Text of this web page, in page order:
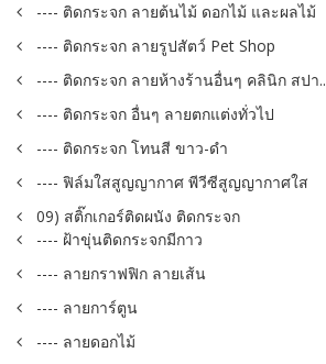
---- ติดกระจก ลายต้นไม้ ดอกไม้ และผลไม้
---- ติดกระจก ลายรูปสัตว์ Pet Shop
---- ติดกระจก ลายห้างร้านอื่นๆ คลินิก สปา..
---- ติดกระจก อื่นๆ ลายตกแต่งทั่วไป
---- ติดกระจก โทนสี ขาว-ดำ
---- ฟิล์มใสสูญญากาศ พีวีซีสูญญากาศใส
09) สติ๊กเกอร์ติดผนัง ติดกระจก
---- ฝ้าขุ่นติดกระจกมีกาว
---- ลายกราฟฟิก ลายเส้น
---- ลายการ์ตูน
---- ลายดอกไม้